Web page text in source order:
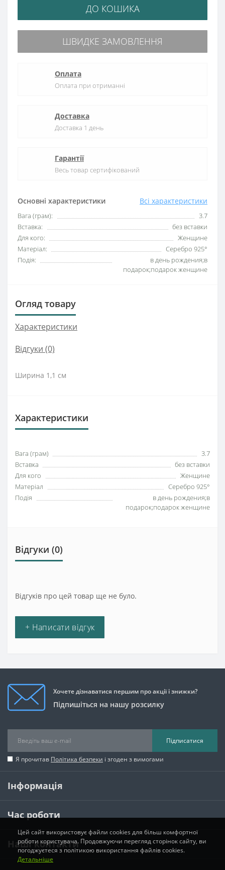
Основні характеристики Всі характеристики
Вага (грам):
3.7
Вставка:
без вставки
Для кого:
Женщине
Матеріал:
Серебро 925°
Подія:
в день рождения;в
подарок;подарок женщине
ДО КОШИКА
ШВИДКЕ ЗАМОВЛЕННЯ
Оплата
Оплата при отриманні
Доставка
Доставка 1 день
Гарантії
Весь товар сертифікований
Огляд товару
Характеристики
Відгуки (0)
Ширина 1,1 см
Характеристики
Вага (грам)
3.7
Вставка
без вставки
Для кого
Женщине
Матеріал
Серебро 925°
Подія
в день рождения;в
подарок;подарок женщине
Відгуки (0)
Відгуків про цей товар ще не було.
+ Написати відгук
Хочете дізнаватися першим про акції і знижки?
Підпишіться на нашу розсилку
Підписатися
Я прочитав Політика безпеки і згоден з вимогами
Інформація
Час роботи
Наші контакти
Цей сайт використовує файли cookies для більш комфортної
роботи користувача. Продовжуючи перегляд сторінок сайту, ви
погоджуєтеся з політикою використання файлів cookies.
Детальніше